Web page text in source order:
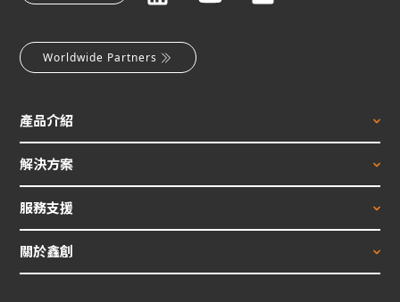
Worldwide Partners
產品介紹
解決方案
服務支援
關於鑫創